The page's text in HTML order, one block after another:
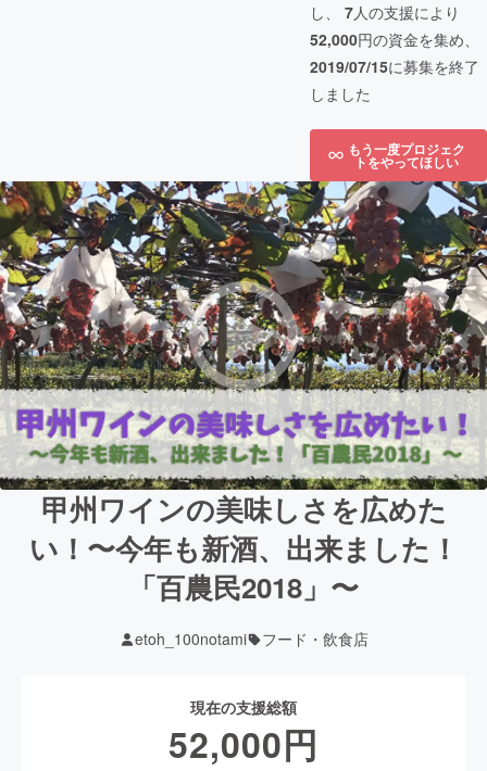
し、 7人の支援により
52,000円の資金を集め、
2019/07/15に募集を終了
しました
もう一度プロジェク
トをやってほしい
甲州ワインの美味しさを広めた
い！〜今年も新酒、出来ました！
「百農民2018」〜
etoh_100notami フード・飲食店
現在の支援総額
52,000円